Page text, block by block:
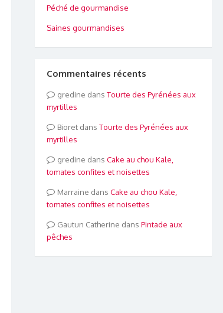
Péché de gourmandise
Saines gourmandises
Commentaires récents
gredine dans Tourte des Pyrénées aux
myrtilles
Bioretdans Tourte des Pyrénées aux
myrtilles
gredine dans Cake au chou Kale,
tomates confites et noisettes
Marraine dans Cake au chou Kale,
tomates confites et noisettes
Gautun Catherine dans Pintade aux
pêches